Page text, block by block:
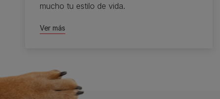
mucho tu estilo de vida.
Ver más